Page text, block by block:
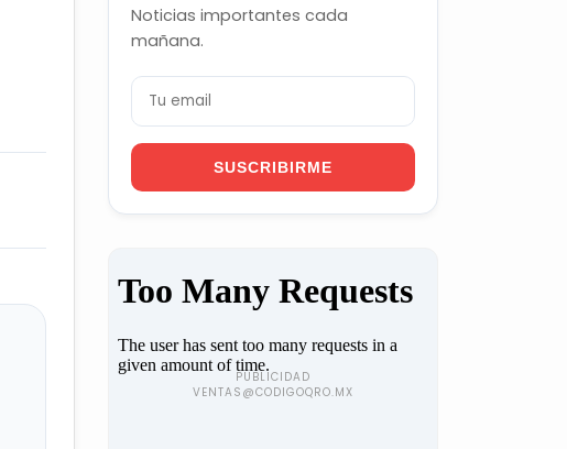
Noticias importantes cada
mañana.
SUSCRIBIRME